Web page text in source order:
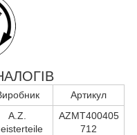
Артикул
A.Z.
AZMT400405
712